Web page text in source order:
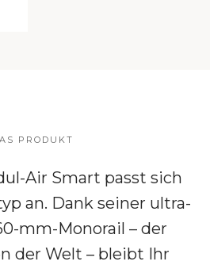
PRODUKT
Air Smart passt sich
an. Dank seiner ultra-
mm-Monorail – der
der Welt – bleibt Ihr